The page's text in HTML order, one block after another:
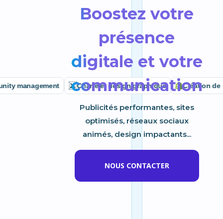
Boostez votre
présence
digitale et votre
communication
Publicités performantes, sites
optimisés, réseaux sociaux
animés, design impactants...
NOUS CONTACTER
Charte et design graphique Création de site